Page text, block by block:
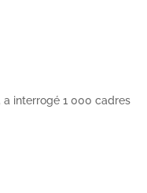
a interrogé 1 000 cadres